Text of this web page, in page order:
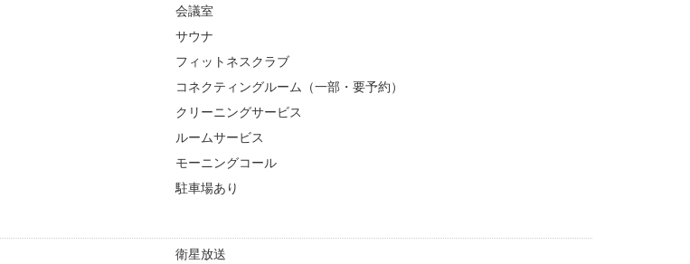
会議室
サウナ
フィットネスクラブ
コネクティングルーム（一部・要予約）
クリーニングサービス
ルームサービス
モーニングコール
駐車場あり
衛星放送